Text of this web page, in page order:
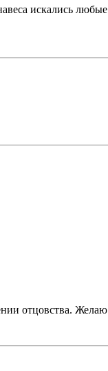
искались
отцовства.